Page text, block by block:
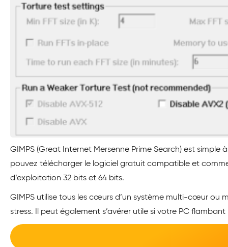
GIMPS (Great Internet Mersenne Prime Search) est
pouvez télécharger le logiciel gratuit compatible et
d’exploitation 32 bits et 64 bits.
GIMPS utilise tous les cœurs d’un système multi-cœur ou
stress. Il peut également s’avérer utile si votre PC